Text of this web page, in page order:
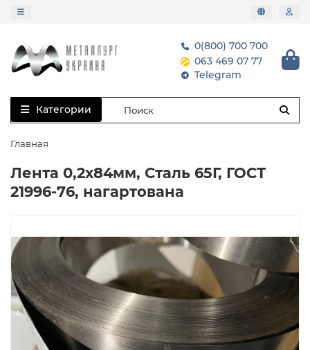
0(800) 700 700
063 469 07 77
Telegram
Категории
Главная
Лента 0,2х84мм, Сталь 65Г, ГОСТ
21996-76, нагартована